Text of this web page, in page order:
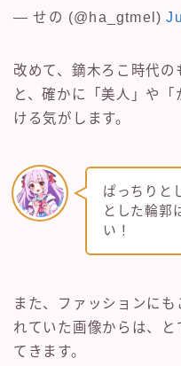
— せの (@ha_gtmel)
改めて、鏑木ろこ時代
と、確かに「美人」や
ける気がします。
ぱっちりと
とした輪郭
い！
また、ファッションに
れていた画像からは、
てきます。